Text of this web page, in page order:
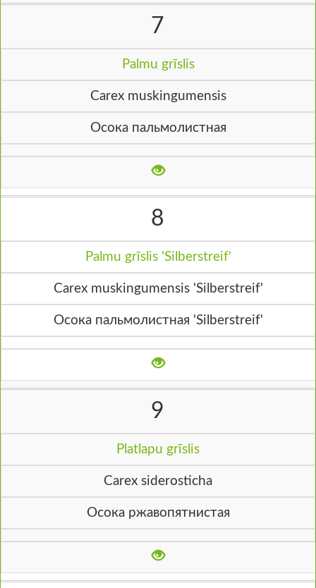
7
Palmu grīslis
Carex muskingumensis
Осока пальмолистная
8
Palmu grīslis 'Silberstreif'
Carex muskingumensis 'Silberstreif'
Осока пальмолистная 'Silberstreif'
9
Platlapu grīslis
Carex siderosticha
Осока ржавопятнистая